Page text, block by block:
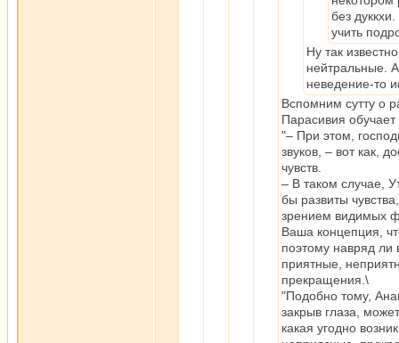
без
учить
Ну так
нейтральные.
неведение-то
Вспомним сутту о
Парасивия обучает
"– При этом,
звуков, – вот как,
чувств.
– В таком случае,
бы развиты
зрением видимых
Ваша концепция,
поэтому навряд
приятные,
прекращения.\
"Подобно тому,
закрыв глаза,
какая угодно